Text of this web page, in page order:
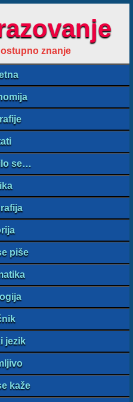
znanje
se…
piše
jezik
kaže